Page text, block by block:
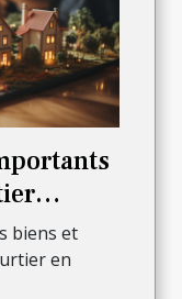
des
biens et
en